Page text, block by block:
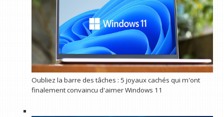
Oubliez la barre des tâches : 5 joyaux cachés qui m'ont
finalement convaincu d'aimer Windows 11